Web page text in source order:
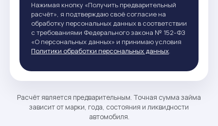
Нажимая кнопку «Получить предварительный
расчёт», я подтверждаю своё согласие на
обработку персональных данных в соответствии
с требованиями Федерального закона № 152-ФЗ
«О персональных данных» и принимаю условия
Политики обработки персональных данных.
Расчёт является предварительным. Точная сумма займа
зависит от марки, года, состояния и ликвидности
автомобиля.